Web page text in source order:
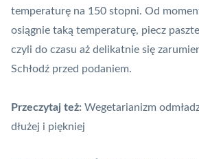
temperaturę na 150 stopni. Od
osiągnie taką temperaturę, piecz
czyli do czasu aż delikatnie się
Schłodź przed podaniem.
Przeczytaj też: Wegetarianizm
dłużej i piękniej